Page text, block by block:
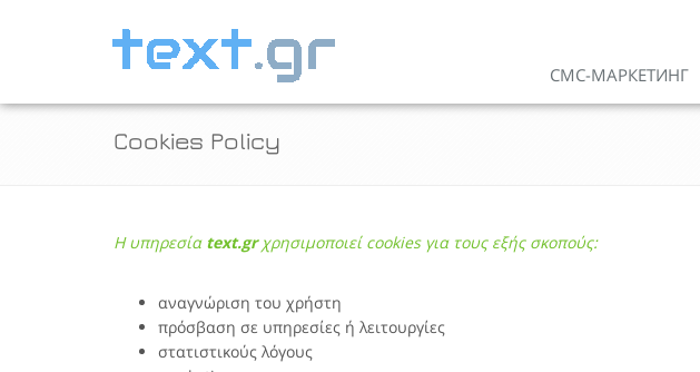
СМС-МАРКЕТИНГ
Cookies Policy
Η υπηρεσία text.grχρησιμοποιεί cookies για τους εξής σκοπούς:
αναγνώριση του χρήστη
πρόσβαση σε υπηρεσίες ή λειτουργίες
στατιστικούς λόγους